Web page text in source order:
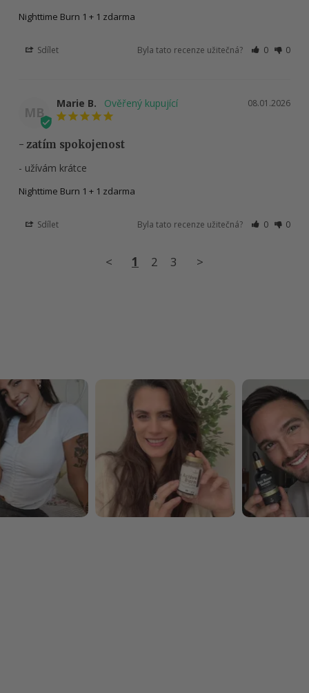
Nighttime Burn 1 + 1 zdarma
Sdílet Byla tato recenze užitečná? 0 0
MB
08.01.2026
Marie B.
- zatím spokojenost
- užívám krátce
Nighttime Burn 1 + 1 zdarma
Sdílet Byla tato recenze užitečná? 0 0
< 1 2 3 >